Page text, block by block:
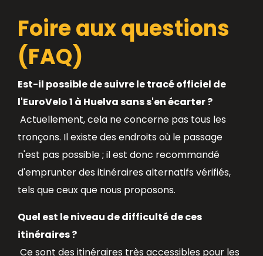
Foire aux questions
(FAQ)
Est-il possible de suivre le tracé officiel de
l'EuroVelo 1 à Huelva sans s'en écarter ?
Actuellement, cela ne concerne pas tous les
tronçons. Il existe des endroits où le passage
n'est pas possible ; il est donc recommandé
d'emprunter des itinéraires alternatifs vérifiés,
tels que ceux que nous proposons.
Quel est le niveau de difficulté de ces
itinéraires ?
Ce sont des itinéraires très accessibles pour les